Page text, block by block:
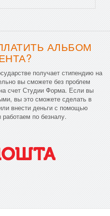
АЛЬБОМ
получает стипендию на
вы сможете без проблем
счет Студии Форма. Если вы
вы это сможете сделать в
внести деньги с помощью
по безналу.